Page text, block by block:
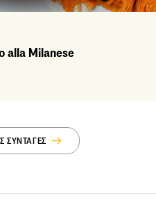
alla Milanese
ΣΥΝΤΑΓΕΣ